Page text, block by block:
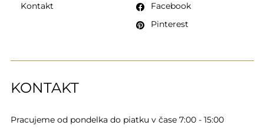
KONTAKT
Pracujeme od pondelka do piatku v čase 7:00 - 15:00
Kontakt
Facebook
Pinterest